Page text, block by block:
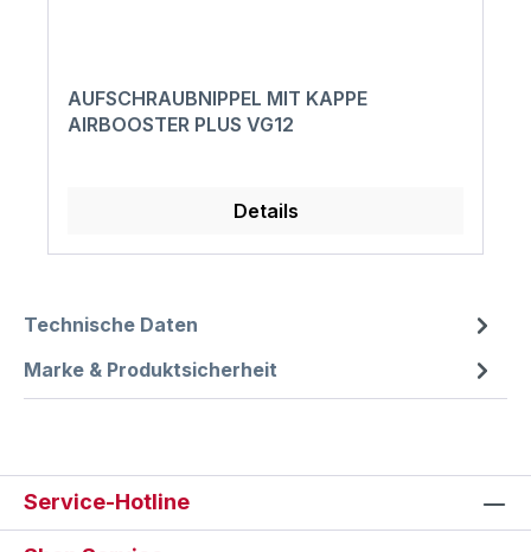
AUFSCHRAUBNIPPEL MIT KAPPE
AIRBOOSTER PLUS VG12
Details
Technische Daten
Marke & Produktsicherheit
Service-Hotline